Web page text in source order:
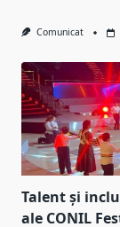
Comunicat
Talent și
ale CONIL